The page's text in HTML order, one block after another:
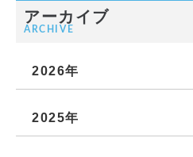
アーカイブ
ARCHIVE
2026年
2025年